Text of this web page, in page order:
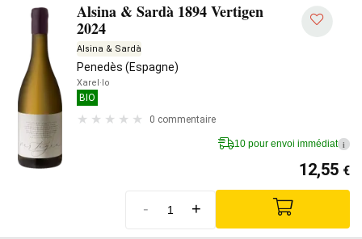
Alsina & Sardà 1894 Vertigen
2024
Alsina & Sardà
Penedès (Espagne)
Xarel·lo
BIO
0 commentaire
10 pour envoi immédiat i
12,55 €
- +